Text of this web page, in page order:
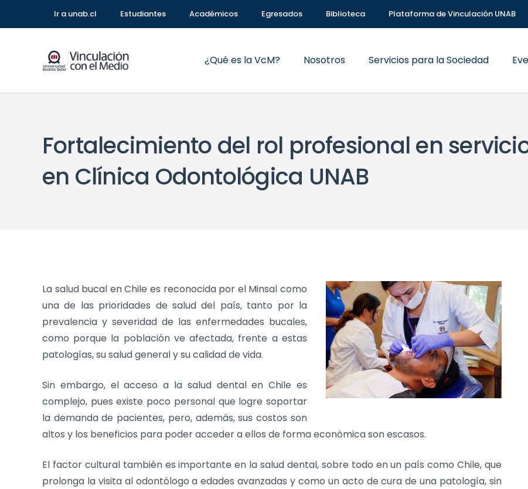
Ir a unab.cl Estudiantes Académicos Egresados Biblioteca Plataforma de Vinculación UNAB
¿Qué es la VcM? Nosotros Servicios para la Sociedad
Fortalecimiento del rol profesional en
en Clínica Odontológica UNAB
La salud bucal en Chile es reconocida por el Minsal como
una de las prioridades de salud del país, tanto por la
prevalencia y severidad de las enfermedades bucales,
como porque la población ve afectada, frente a estas
patologías, su salud general y su calidad de vida.
Sin embargo, el acceso a la salud dental en Chile es
complejo, pues existe poco personal que logre soportar
la demanda de pacientes, pero, además, sus costos son
altos y los beneficios para poder acceder a ellos de forma económica son escasos.
El factor cultural también es importante en la salud dental, sobre todo en un país como Chile, que
prolonga la visita al odontólogo a edades avanzadas y como un acto de cura de una patología, sin